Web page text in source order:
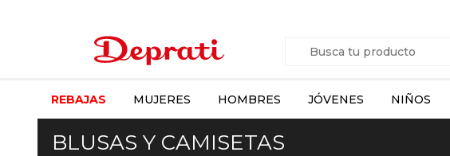
REBAJAS MUJERES HOMBRES JÓVENES NIÑOS
BLUSAS Y CAMISETAS